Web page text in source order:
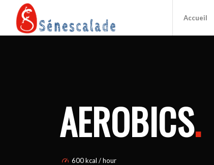
Accueil
AEROBICS.
600 kcal / hour